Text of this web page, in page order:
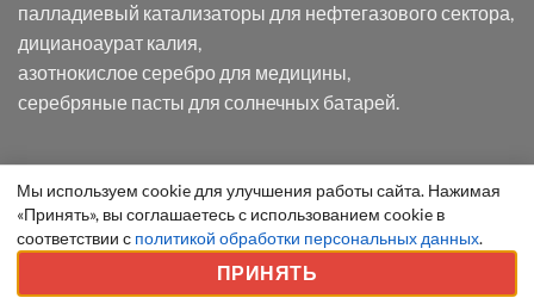
в
электролите
калий
дицианоаурат–
гексацианоферрата
палладиевый катализаторы для нефтегазового сектора,
дицианоаурат калия,
азотнокислое серебро для медицины,
серебряные пасты для солнечных батарей.
ООО "Экотек" 2026 ©Внимание! Все указанные сведения
приведены как справочная информация и не являются
публичной офертой, определяемой положениями статьи 437
ГК РФ
Уведомление
о
cookie
Мы используем cookie для улучшения работы сайта. Нажимая
«Принять», вы соглашаетесь с использованием cookie в
соответствии с политикой обработки персональных данных.
ПРИНЯТЬ